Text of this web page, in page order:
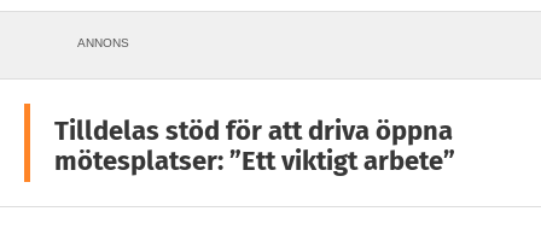
ANNONS
Tilldelas stöd för att driva öppna
mötesplatser: ”Ett viktigt arbete”